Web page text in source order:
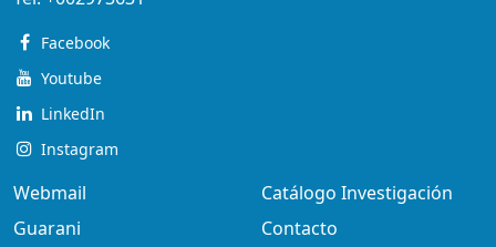
Facebook
Youtube
LinkedIn
Instagram
Webmail
Guarani
Catálogo Investigación
Contacto